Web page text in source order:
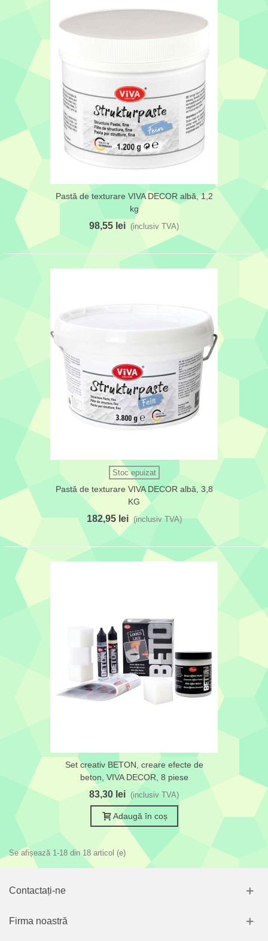
Pastă de texturare VIVA DECOR albă, 1,2
kg
98,55 lei (inclusiv TVA)
Stoc epuizat
Pastă de texturare VIVA DECOR albă, 3,8
KG
182,95 lei (inclusiv TVA)
Set creativ BETON, creare efecte de
beton, VIVA DECOR, 8 piese
83,30 lei (inclusiv TVA)
Adaugă în coș
Se afișează 1-18 din 18 articol (e)
Contactați-ne
Firma noastră